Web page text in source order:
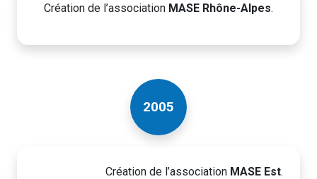
Création de l’association MASE Rhône-Alpes.
Création de l’association MASE Est.
2005